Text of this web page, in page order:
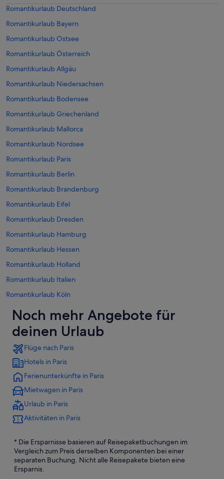
Romantikurlaub Deutschland
Romantikurlaub Bayern
Romantikurlaub Ostsee
Romantikurlaub Österreich
Romantikurlaub Allgäu
Romantikurlaub Niedersachsen
Romantikurlaub Bodensee
Romantikurlaub Griechenland
Romantikurlaub Mallorca
Romantikurlaub Nordsee
Romantikurlaub Paris
Romantikurlaub Berlin
Romantikurlaub Brandenburg
Romantikurlaub Eifel
Romantikurlaub Dresden
Romantikurlaub Hamburg
Romantikurlaub Hessen
Romantikurlaub Holland
Romantikurlaub Italien
Romantikurlaub Köln
Noch mehr Angebote für
deinen Urlaub
Flüge nach Paris
Hotels in Paris
Ferienunterkünfte in Paris
Mietwagen in Paris
Urlaub in Paris
Aktivitäten in Paris
* Die Ersparnisse basieren auf Reisepaketbuchungen im
Vergleich zum Preis derselben Komponenten bei einer
separaten Buchung. Nicht alle Reisepakete bieten eine
Ersparnis.